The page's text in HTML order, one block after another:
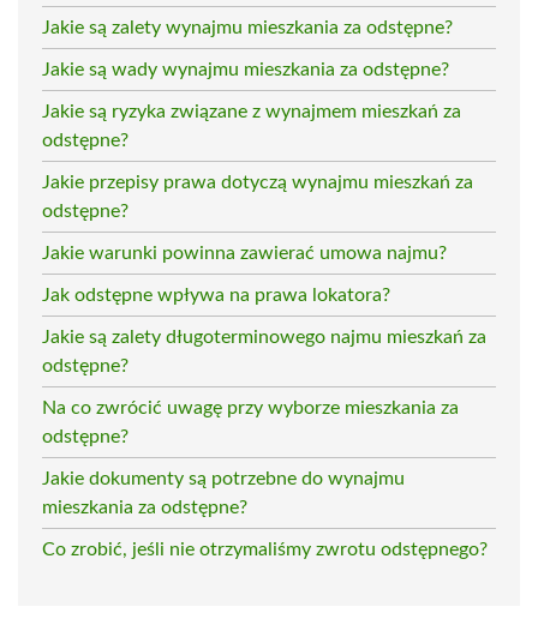
Jakie są zalety wynajmu mieszkania za odstępne?
Jakie są wady wynajmu mieszkania za odstępne?
Jakie są ryzyka związane z wynajmem mieszkań za
odstępne?
Jakie przepisy prawa dotyczą wynajmu mieszkań za
odstępne?
Jakie warunki powinna zawierać umowa najmu?
Jak odstępne wpływa na prawa lokatora?
Jakie są zalety długoterminowego najmu mieszkań za
odstępne?
Na co zwrócić uwagę przy wyborze mieszkania za
odstępne?
Jakie dokumenty są potrzebne do wynajmu
mieszkania za odstępne?
Co zrobić, jeśli nie otrzymaliśmy zwrotu odstępnego?